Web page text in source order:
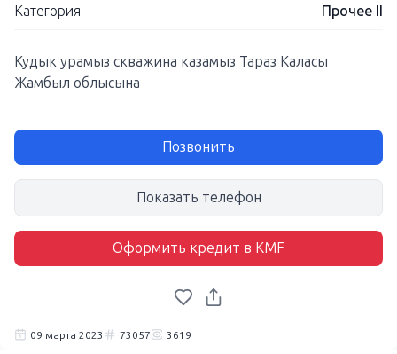
Категория Прочее II
Кудык урамыз скважина казамыз Тараз Каласы
Жамбыл облысына
Позвонить
Показать телефон
Оформить кредит в KMF
09 марта 2023 73057 3619